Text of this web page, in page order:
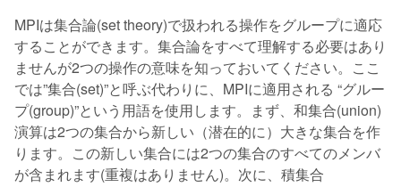
MPIは集合論(set theory)で扱われる操作をグループに適応
することができます。集合論をすべて理解する必要はあり
ませんが2つの操作の意味を知っておいてください。ここ
では”集合(set)”と呼ぶ代わりに、MPIに適用される “グルー
プ(group)”という用語を使用します。まず、和集合(union)
演算は2つの集合から新しい（潜在的に）大きな集合を作
ります。この新しい集合には2つの集合のすべてのメンバ
が含まれます(重複はありません)。次に、積集合